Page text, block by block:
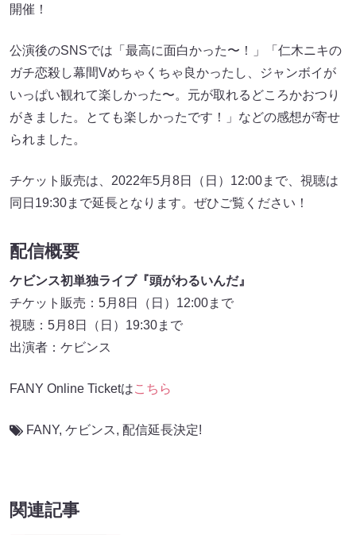
開催！
公演後のSNSでは「最高に面白かった〜！」「仁木ニキの
ガチ恋殺し幕間Vめちゃくちゃ良かったし、ジャンボイが
いっぱい観れて楽しかった〜。元が取れるどころかおつり
がきました。とても楽しかったです！」などの感想が寄せ
られました。
チケット販売は、2022年5月8日（日）12:00まで、視聴は
同日19:30まで延長となります。ぜひご覧ください！
配信概要
ケビンス初単独ライブ『頭がわるいんだ』
チケット販売：5月8日（日）12:00まで
視聴：5月8日（日）19:30まで
出演者：ケビンス
FANY Online Ticketはこちら
FANY, ケビンス, 配信延長決定!
関連記事